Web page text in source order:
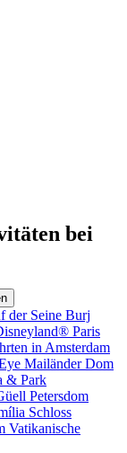
bei
der Seine Burj
Paris
in Amsterdam
Mailänder Dom
& Park
Petersdom
Schloss
Vatikanische